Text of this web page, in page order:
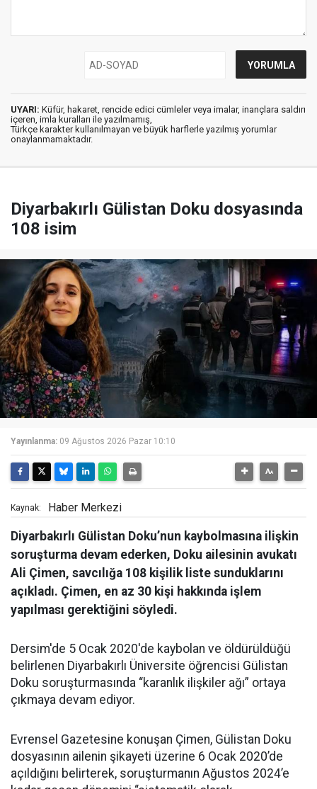
UYARI: Küfür, hakaret, rencide edici cümleler veya imalar, inançlara saldırı
içeren, imla kuralları ile yazılmamış,
Türkçe karakter kullanılmayan ve büyük harflerle yazılmış yorumlar
onaylanmamaktadır.
Diyarbakırlı Gülistan Doku dosyasında
108 isim
Yayınlanma: 09 Ağustos 2026 Pazar 10:10
Kaynak: Haber Merkezi
Diyarbakırlı Gülistan Doku’nun kaybolmasına ilişkin
soruşturma devam ederken, Doku ailesinin avukatı
Ali Çimen, savcılığa 108 kişilik liste sunduklarını
açıkladı. Çimen, en az 30 kişi hakkında işlem
yapılması gerektiğini söyledi.
Dersim'de 5 Ocak 2020'de kaybolan ve öldürüldüğü
belirlenen Diyarbakırlı Üniversite öğrencisi Gülistan
Doku soruşturmasında “karanlık ilişkiler ağı” ortaya
çıkmaya devam ediyor.
Evrensel Gazetesine konuşan Çimen, Gülistan Doku
dosyasının ailenin şikayeti üzerine 6 Ocak 2020’de
açıldığını belirterek, soruşturmanın Ağustos 2024’e